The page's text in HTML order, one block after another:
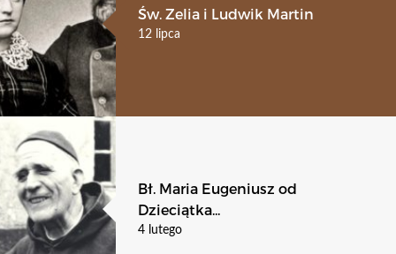
Św. Zelia i Ludwik Martin
12 lipca
Bł. Maria Eugeniusz od
Dzieciątka...
4 lutego